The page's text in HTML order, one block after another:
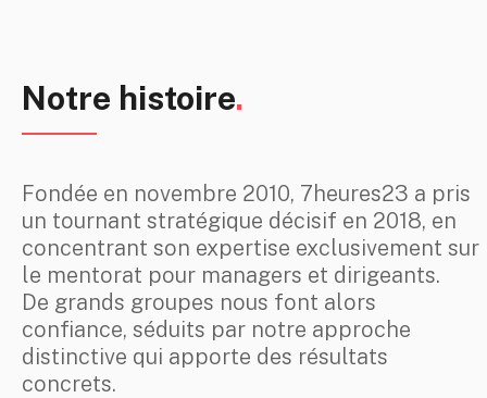
Notre histoire.
Fondée en novembre 2010, 7heures23 a pris
un tournant stratégique décisif en 2018, en
concentrant son expertise exclusivement sur
le mentorat pour managers et dirigeants.
De grands groupes nous font alors
confiance, séduits par notre approche
distinctive qui apporte des résultats
concrets.